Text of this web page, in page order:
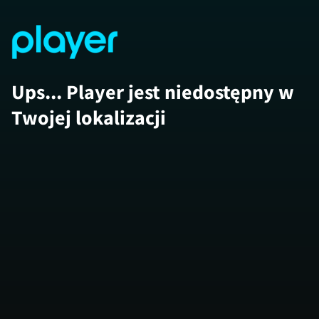
Ups... Player jest niedostępny w
Twojej lokalizacji